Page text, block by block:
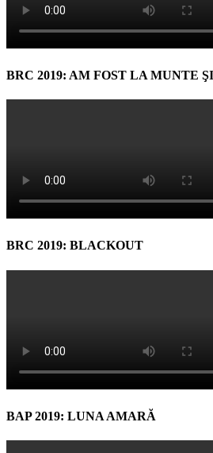
BRC 2019: AM FOST LA MUNTE
BRC 2019: BLACKOUT
BAP 2019: LUNA AMARĂ